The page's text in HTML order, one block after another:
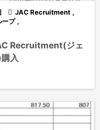
 JAC Recruitment ,
ープ ,
Recruitment(ジェ
入